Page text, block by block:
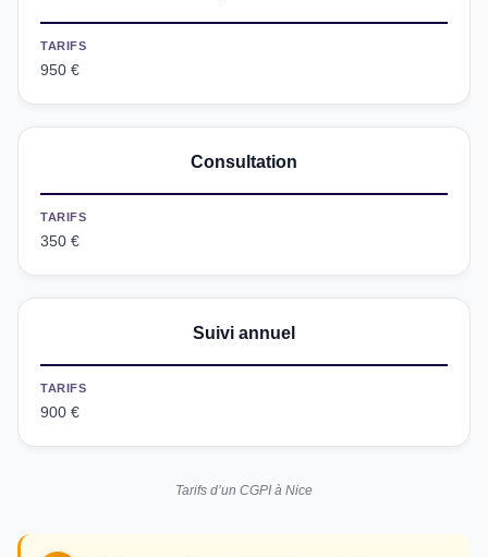
TARIFS
950 €
Consultation
TARIFS
350 €
Suivi annuel
TARIFS
900 €
Tarifs d’un CGPI à Nice